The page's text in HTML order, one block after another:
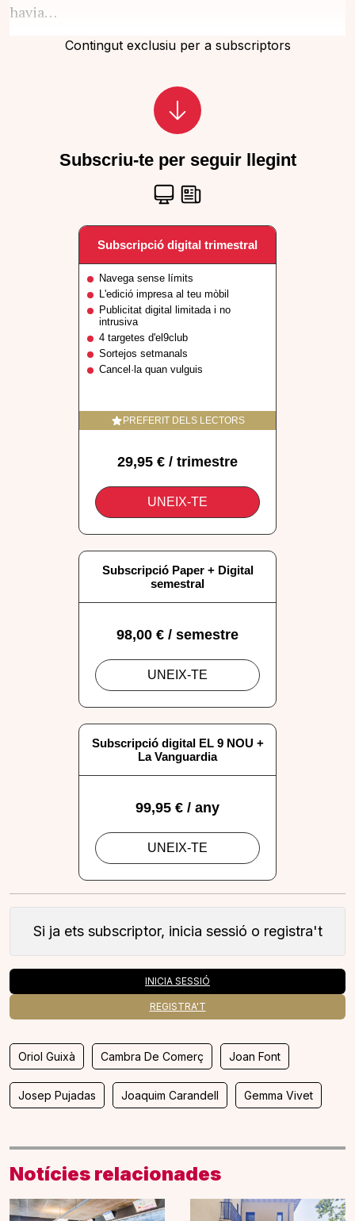
havia…
Contingut exclusiu per a subscriptors
Si ja ets subscriptor, inicia sessió o registra't
INICIA SESSIÓ
REGISTRA'T
Oriol Guixà Cambra De Comerç Joan Font
Josep Pujadas Joaquim Carandell Gemma Vivet
Notícies relacionades